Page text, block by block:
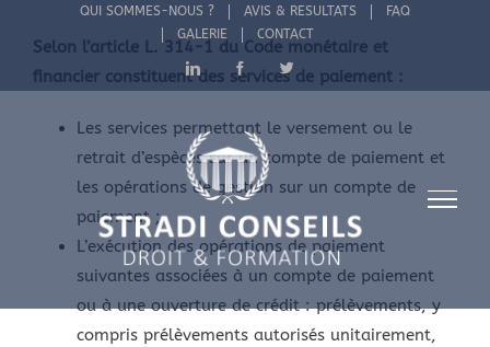
contenu
QUI SOMMES-NOUS ? AVIS & RESULTATS
FAQ
GALERIE
CONTACT
LinkedIn FacebookTwitter
Selon l’article L. 314-1 du Code monétaire et
financier constituent des services de paiement :
Les services permettant le versement ou le
retrait d’espèces sur un compte de paiement et
les opérations de gestion sur un compte de
paiement ;
L’exécution des opérations de paiement
suivantes associées à un compte de paiement
ou à une ouverture de crédit : prélèvements, y
compris prélèvements autorisés unitairement,